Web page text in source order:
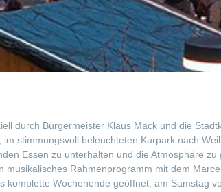
durch Bürgermeister Klaus Mack und die
stimmungsvoll beleuchteten Kurpark nach
Essen zu unterhalten und die Atmosphäre
Rahmenprogramm mit dem
Wochenende geöffnet, am Samstag